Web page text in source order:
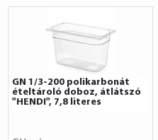
GN 1/3-200 polikarbonát
ételtároló doboz, átlátszó
"HENDI", 7,8 literes